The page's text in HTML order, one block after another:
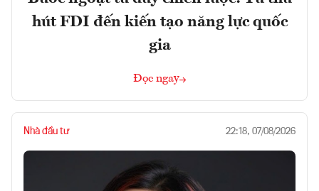
hút FDI đến kiến tạo năng lực quốc
gia
Đọc ngay
Nhà đầu tư 22:18, 07/08/2026